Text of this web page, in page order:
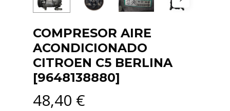
COMPRESOR AIRE
ACONDICIONADO
CITROEN C5 BERLINA
[9648138880]
48,40 €